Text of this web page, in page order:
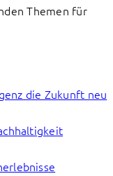
Themen für
die Zukunft neu